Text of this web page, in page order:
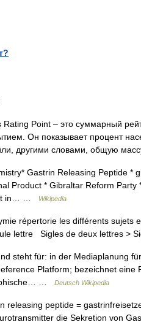
Point – это суммарный
Он показывает процент
другими словами, общую
Gastrin Releasing Peptide *
Product * Gibraltar Reform
in… …
Wikipedia
répertorie les différents sujets
lettre Sigles de deux lettres >
steht für: in der Mediaplanung
Platform; bezeichnet eine
…
Deutsch Wikipedia
releasing peptide =
die Sekretion von